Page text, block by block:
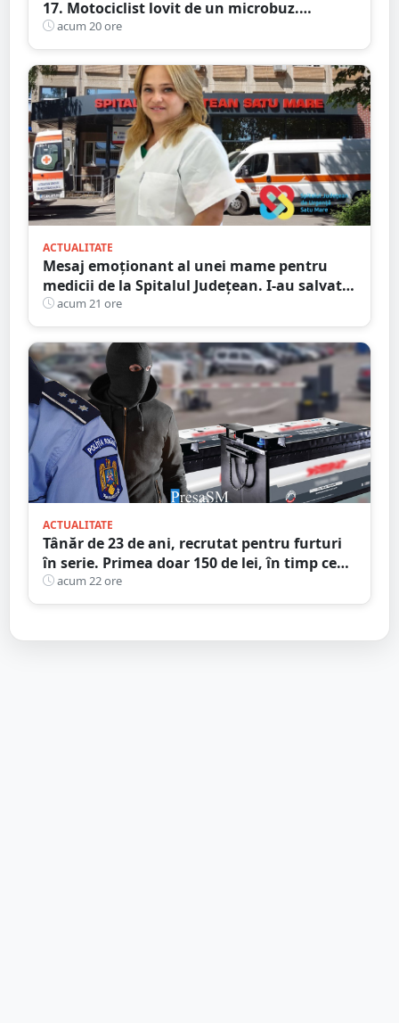
17. Motociclist lovit de un microbuz.
Victima, rămasă la pământ
acum 20 ore
ACTUALITATE
Mesaj emoționant al unei mame pentru
medicii de la Spitalul Județean. I-au salvat
copilul după ani de încercări fără rezultat
acum 21 ore
ACTUALITATE
Tânăr de 23 de ani, recrutat pentru furturi
în serie. Primea doar 150 de lei, în timp ce
complicii dispăreau cu prada
acum 22 ore